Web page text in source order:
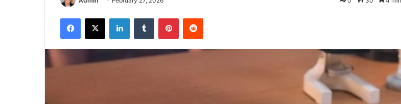
Facebook
X LinkedInTumblr PinterestReddit